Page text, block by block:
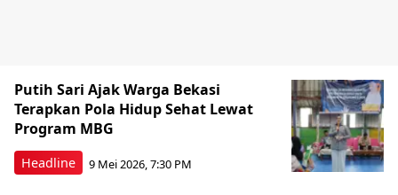
Headline
Putih Sari Ajak Warga Bekasi
Terapkan Pola Hidup Sehat Lewat
Program MBG
9 Mei 2026, 7:30 PM